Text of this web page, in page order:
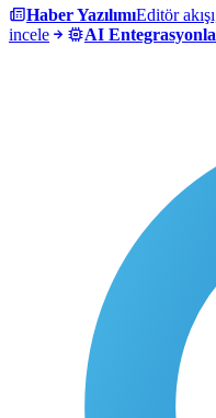
Haber YazılımıEditör
incele
AI